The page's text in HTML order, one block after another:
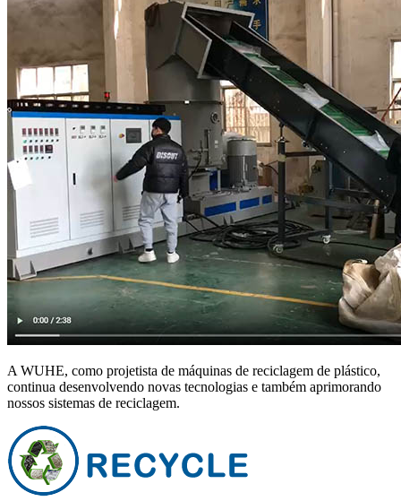
A WUHE, como projetista de máquinas de reciclagem de plástico,
continua desenvolvendo novas tecnologias e também aprimorando
nossos sistemas de reciclagem.